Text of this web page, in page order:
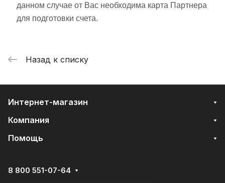
данном случае от Вас необходима карта Партнера
для подготовки счета.
Назад к списку
Интернет-магазин
Компания
Помощь
8 800 551-07-64